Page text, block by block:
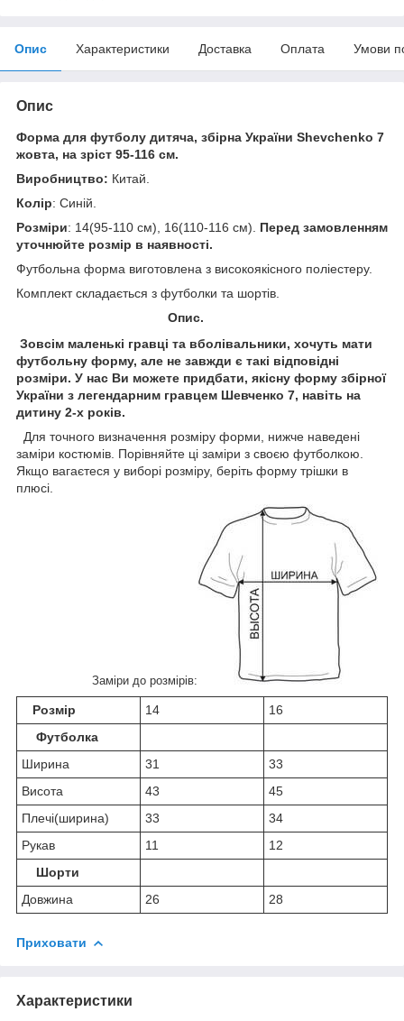
Опис Характеристики Доставка Оплата Умови
Опис
Форма для футболу дитяча, збірна України Shevchenko 7
жовта, на зріст 95-116 см.
Виробництво: Китай.
Колір: Синій.
Розміри: 14(95-110 см), 16(110-116 см). Перед замовленням
уточнюйте розмір в наявності.
Футбольна форма виготовлена з високоякісного поліестеру.
Комплект складається з футболки та шортів.
Опис.
Зовсім маленькі гравці та вболівальники, хочуть мати
футбольну форму, але не завжди є такі відповідні
розміри. У нас Ви можете придбати, якісну форму збірної
України з легендарним гравцем Шевченко 7, навіть на
дитину 2-х років.
Для точного визначення розміру форми, нижче наведені
заміри костюмів. Порівняйте ці заміри з своєю футболкою.
Якщо вагаєтеся у виборі розміру, беріть форму трішки в
плюсі.
Заміри до розмірів:
Розмір 14
16
Футболка
Ширина
31
33
Висота
43
45
Плечі(ширина)
33
34
Рукав
11
12
Шорти
Довжина
26 28
Приховати
Характеристики